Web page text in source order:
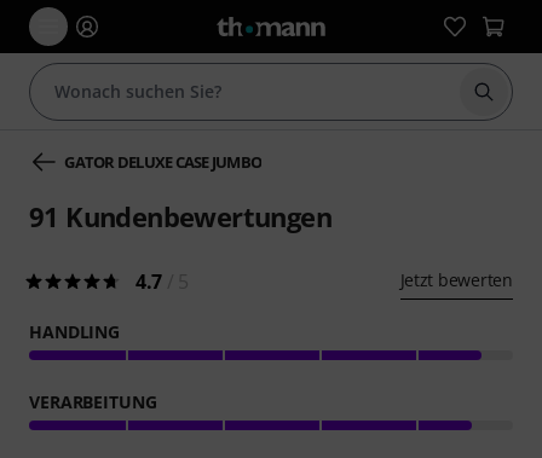
Suche
GATOR DELUXE CASE JUMBO
91 Kundenbewertungen
4.7 Jetzt bewerten
HANDLING
VERARBEITUNG